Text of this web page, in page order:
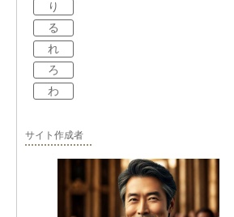
り
る
れ
ろ
わ
サイト作成者